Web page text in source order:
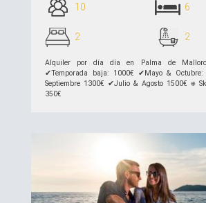
10 6
2 2
Alquiler por día día en Palma de
✔︎Temporada baja: 1000€ ✔︎Mayo &
Septiembre 1300€ ✔︎Julio & Agosto 1500€ ⎈
350€